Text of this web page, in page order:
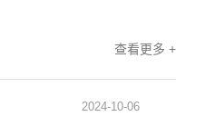
查看更多 +
2024-10-06